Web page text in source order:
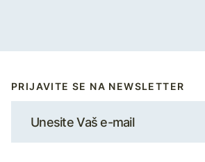
PRIJAVITE SE NA NEWSLETTER